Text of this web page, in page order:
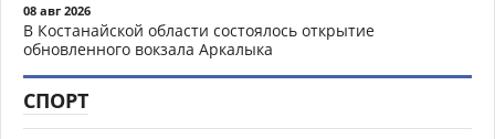
08 авг 2026
В Костанайской области состоялось открытие
обновленного вокзала Аркалыка
СПОРТ